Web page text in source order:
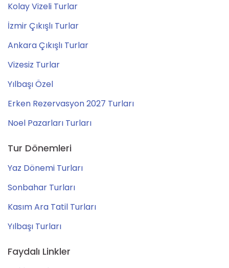
Kolay Vizeli Turlar
İzmir Çıkışlı Turlar
Ankara Çıkışlı Turlar
Vizesiz Turlar
Yılbaşı Özel
Erken Rezervasyon 2027 Turları
Noel Pazarları Turları
Tur Dönemleri
Yaz Dönemi Turları
Sonbahar Turları
Kasım Ara Tatil Turları
Yılbaşı Turları
Faydalı Linkler